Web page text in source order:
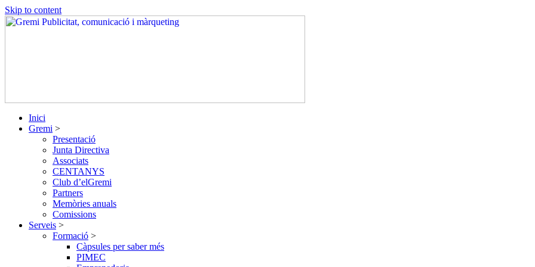
Skip to content
Inici
Gremi >
Presentació
Junta Directiva
Associats
CENTANYS
Club d’elGremi
Partners
Memòries anuals
Comissions
Serveis >
Formació >
Càpsules per saber més
PIMEC